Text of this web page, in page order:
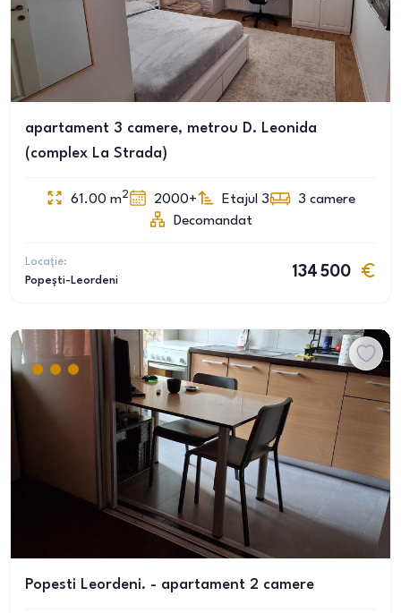
apartament 3 camere, metrou D. Leonida
(complex La Strada)
61.00 m2 2000+ Etajul 3 3 camere
Decomandat
Locație:
Popești-Leordeni
134 500
Popesti Leordeni. - apartament 2 camere